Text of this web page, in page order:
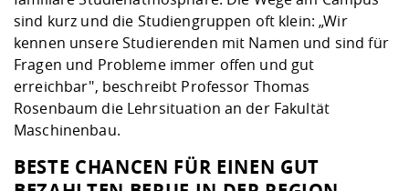
sind kurz und die Studiengruppen oft klein: „Wir
kennen unsere Studierenden mit Namen und sind für
Fragen und Probleme immer offen und gut
erreichbar", beschreibt Professor Thomas
Rosenbaum die Lehrsituation an der Fakultät
Maschinenbau.
BESTE CHANCEN FÜR EINEN GUT